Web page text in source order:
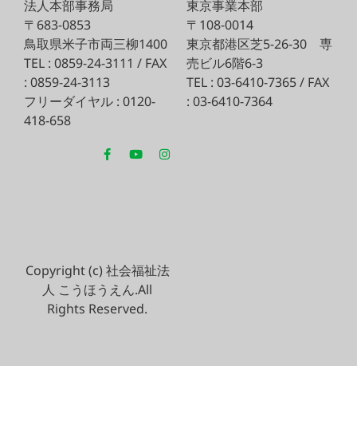
法人本部事務局
〒683-0853
鳥取県米子市両三柳1400
TEL : 0859-24-3111 / FAX
: 0859-24-3113
フリーダイヤル : 0120-
418-658
東京事業本部
〒108-0014
東京都港区芝5-26-30 専
売ビル6階6-3
TEL : 03-6410-7365 / FAX
: 03-6410-7364
Copyright (c) 社会福祉法
人 こうほうえん.All
Rights Reserved.